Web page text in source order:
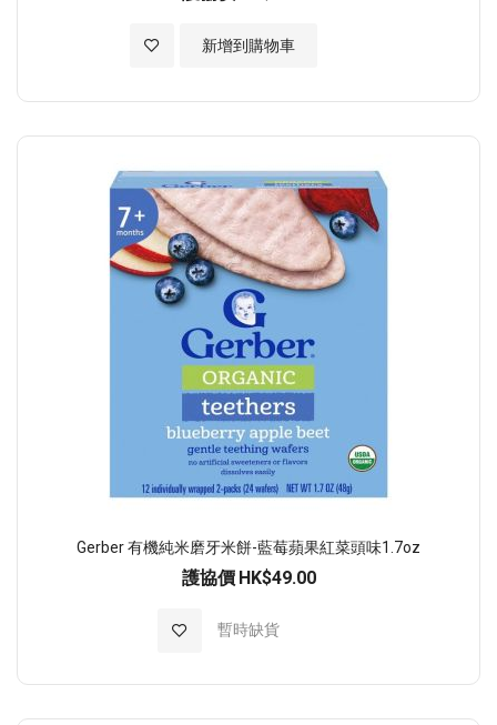
新增到購物車
加入至願望清單
Gerber 有機純米磨牙米餅-藍莓蘋果紅菜頭味1.7oz
護協價 HK$49.00
暫時缺貨
加入至願望清單